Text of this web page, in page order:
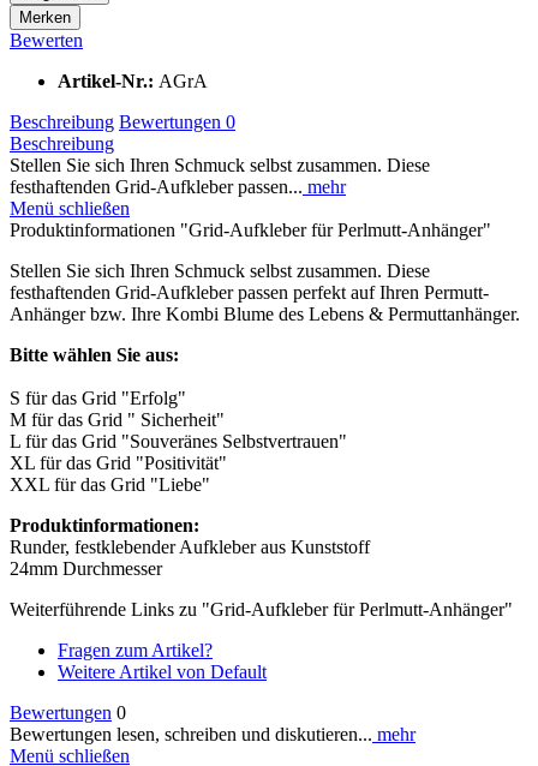
Merken
Bewerten
Artikel-Nr.: AGrA
Beschreibung Bewertungen 0
Beschreibung
Stellen Sie sich Ihren Schmuck selbst zusammen. Diese
festhaftenden Grid-Aufkleber passen... mehr
Menü schließen
Produktinformationen "Grid-Aufkleber für Perlmutt-Anhänger"
Stellen Sie sich Ihren Schmuck selbst zusammen. Diese
festhaftenden Grid-Aufkleber passen perfekt auf Ihren Permutt-
Anhänger bzw. Ihre Kombi Blume des Lebens & Permuttanhänger.
Bitte wählen Sie aus:
S für das Grid "Erfolg"
M für das Grid " Sicherheit"
L für das Grid "Souveränes Selbstvertrauen"
XL für das Grid "Positivität"
XXL für das Grid "Liebe"
Produktinformationen:
Runder, festklebender Aufkleber aus Kunststoff
24mm Durchmesser
Weiterführende Links zu "Grid-Aufkleber für Perlmutt-Anhänger"
Fragen zum Artikel?
Weitere Artikel von Default
Bewertungen 0
Bewertungen lesen, schreiben und diskutieren... mehr
Menü schließen